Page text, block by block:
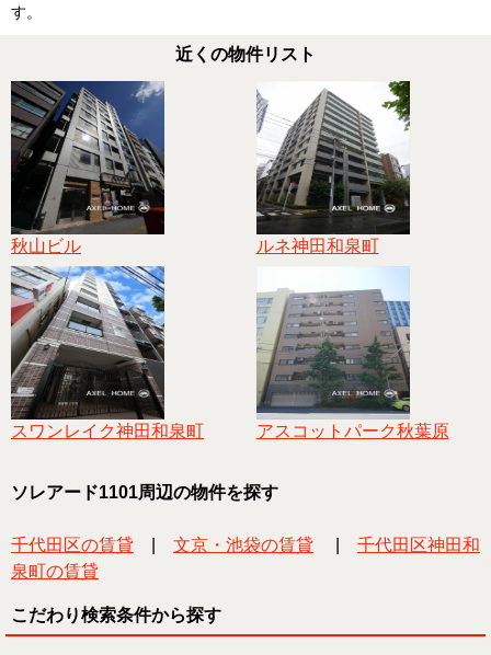
す。
近くの物件リスト
秋山ビル ルネ神田和泉町
スワンレイク神田和泉町 アスコットパーク秋葉原
ソレアード1101周辺の物件を探す
千代田区の賃貸 文京・池袋の賃貸
千代田区神田和
泉町の賃貸
こだわり検索条件から探す